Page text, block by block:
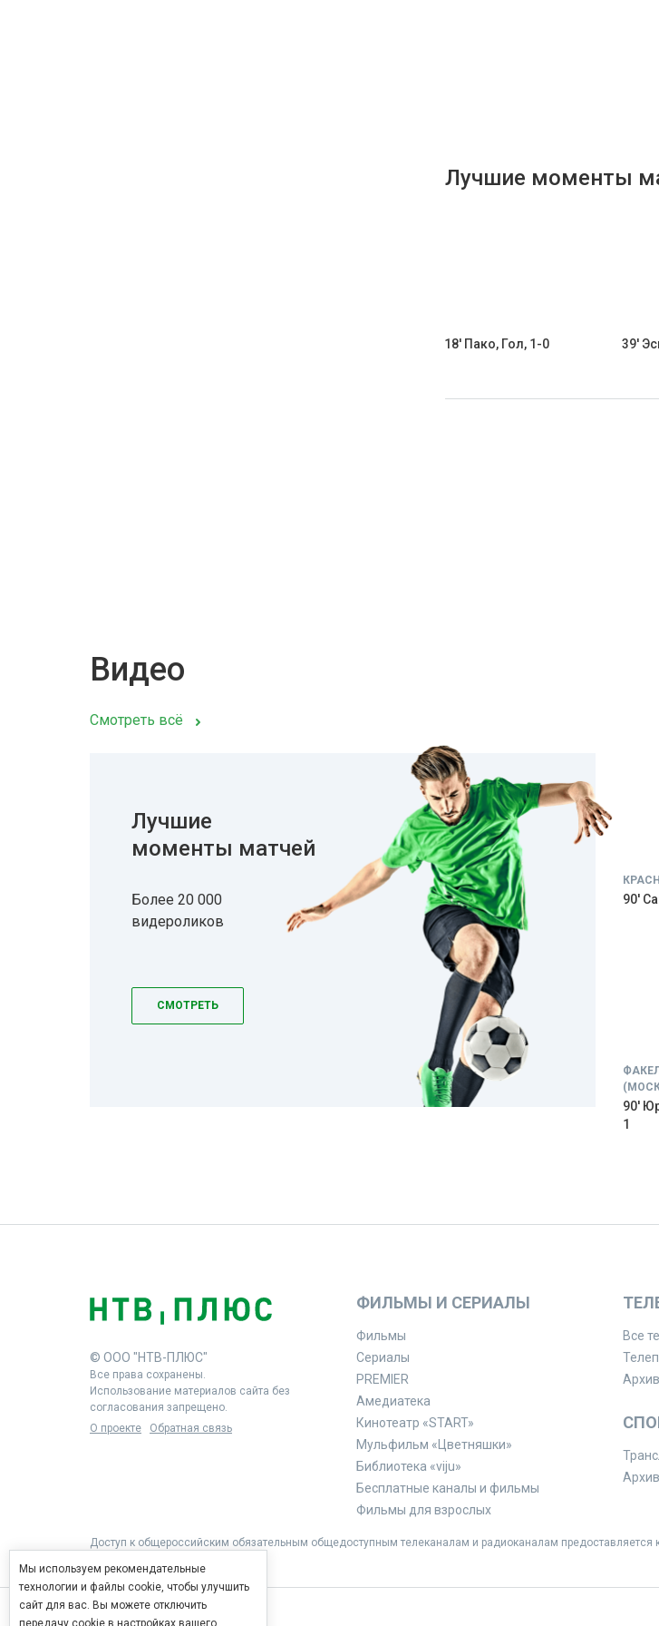
Лучшие моменты
18' Пако, Гол, 1-0 39'
Видео
Смотреть всё
Лучшие
моменты матчей
Более 20 000
видероликов
СМОТРЕТЬ
90'
90'
1
© ООО "НТВ-ПЛЮС"
Все права сохранены.
Использование материалов сайта без
согласования запрещено.
О проекте
Обратная связь
ФИЛЬМЫ И СЕРИАЛЫ
Фильмы
Сериалы
PREMIER
Амедиатека
Кинотеатр «START»
Мульфильм «Цветняшки»
Библиотека «viju»
Бесплатные каналы и фильмы
Фильмы для взрослых
Все
Доступ к общероссийским обязательным общедоступным телеканалам и радиоканалам предоставляется
Мы используем рекомендательные
технологии и файлы cookie, чтобы улучшить
сайт для вас. Вы можете отключить
передачу cookie в настройках вашего